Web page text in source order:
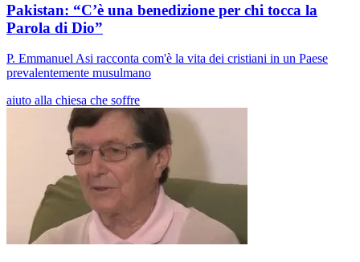
Pakistan: “C’è una benedizione per chi tocca la
Parola di Dio”
P. Emmanuel Asi racconta com'è la vita dei cristiani in un Paese
prevalentemente musulmano
aiuto alla chiesa che soffre